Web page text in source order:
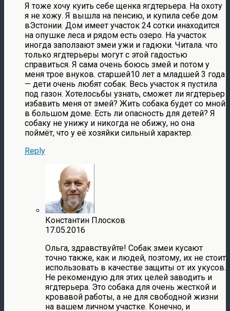
Я тоже хочу куить себе щенка ягдтерьера. На охоту
я не хожу. Я вышла на пенсию, и купила себе дом
вЭстонии. Дом имеет участок 24 сотки инаходится
на опушке леса и рядом есть озеро. На участок
иногда заползают змеи ужи и гадюки. Читала. что
только ягдтерьеры могут с этой гадостью
справиться. Я сама очень боюсь змей и потом у
меня трое внуков. старшей10 лет а младшей 3 года
— дети очень любят собак. Весь участок я пустила
под газон. Хотелосьбы узнать, сможет ли ягдтерьер
избавить меня от змей? Жить собака будет со мной
в большом доме. Есть ли опасность для детей? Я
собаку не унижу и никогда не обижу, но она
поймёт, что у её хозяйки сильный характер.
Reply
Константин Плосков
17.05.2016
Ольга, здравствуйте! Собак змеи кусают
точно также, как и людей, поэтому, их не стоит
использовать в качестве защиты от их укусов.
Не рекомендую для этих целей заводить и
ягдтерьера. Это собака для очень жесткой и
кровавой работы, а не для свободной жизни
на вашем личном участке. Конечно, и